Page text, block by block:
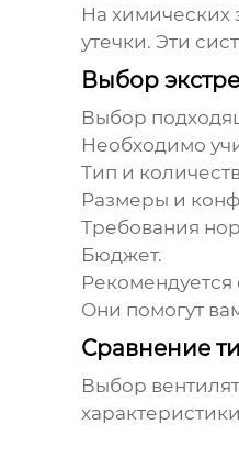
На химических
утечки. Эти
Выбор
Выбор
Необходимо
Тип и
Размеры и
Требования
Бюджет.
Они помогут
Сравнение
Выбор